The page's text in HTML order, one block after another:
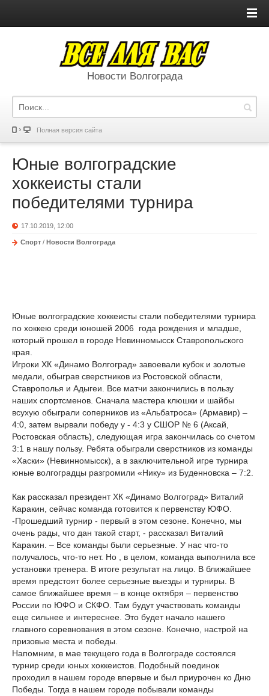
Новости Волгограда
Полная версия сайта
Юные волгоградские
хоккеисты стали
победителями турнира
17.10.2019, 12:00
Спорт / Новости Волгограда
Юные волгоградские хоккеисты стали победителями турнира
по хоккею среди юношей 2006 года рождения и младше,
который прошел в городе Невинномысск Ставропольского
края.
Игроки ХК «Динамо Волгоград» завоевали кубок и золотые
медали, обыграв сверстников из Ростовской области,
Ставрополья и Адыгеи. Все матчи закончились в пользу
наших спортсменов. Сначала мастера клюшки и шайбы
всухую обыграли соперников из «Альбатроса» (Армавир) –
4:0, затем вырвали победу у - 4:3 у СШОР № 6 (Аксай,
Ростовская область), следующая игра закончилась со счетом
3:1 в нашу пользу. Ребята обыграли сверстников из команды
«Хаски» (Невинномысск), а в заключительной игре турнира
юные волгоградцы разгромили «Нику» из Буденновска – 7:2.
Как рассказал президент ХК «Динамо Волгоград» Виталий
Каракин, сейчас команда готовится к первенству ЮФО.
-Прошедший турнир - первый в этом сезоне. Конечно, мы
очень рады, что дан такой старт, - рассказал Виталий
Каракин. – Все команды были серьезные. У нас что-то
получалось, что-то нет. Но , в целом, команда выполнила все
установки тренера. В итоге результат на лицо. В ближайшее
время предстоят более серьезные выезды и турниры. В
самое ближайшее время – в конце октября – первенство
России по ЮФО и СКФО. Там будут участвовать команды
еще сильнее и интереснее. Это будет начало нашего
главного соревнования в этом сезоне. Конечно, настрой на
призовые места и победы.
Напомним, в мае текущего года в Волгограде состоялся
турнир среди юных хоккеистов. Подобный поединок
проходил в нашем городе впервые и был приурочен ко Дню
Победы. Тогда в нашем городе побывали команды